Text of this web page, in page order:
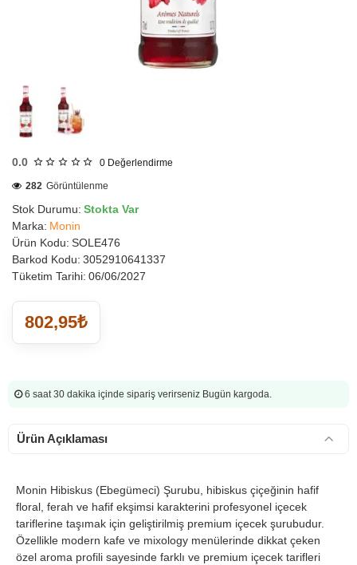
GÖNDERİ
0.0 0 Değerlendirme
Stok Durumu: Stokta Var
Marka: Monin
Ürün Kodu: SOLE476
Barkod Kodu: 3052910641337
Tüketim Tarihi: 06/06/2027
282 Görüntülenme
802,95₺
6 saat 30 dakika içinde sipariş verirseniz Bugün kargoda.
Ürün Açıklaması
Monin Hibiskus (Ebegümeci) Şurubu, hibiskus çiçeğinin hafif
floral, ferah ve hafif ekşimsi karakterini profesyonel içecek
tariflerine taşımak için geliştirilmiş premium içecek şurubudur.
Özellikle modern kafe ve mixology menülerinde dikkat çeken
özel aroma profili sayesinde farklı ve premium içecek tarifleri